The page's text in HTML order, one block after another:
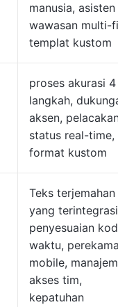
manusia, asisten
wawasan multi-
templat kustom
proses akurasi 4
langkah,
aksen,
status real-time,
format kustom
Teks terjemahan
yang
penyesuaian
waktu,
mobile,
akses tim,
kepatuhan